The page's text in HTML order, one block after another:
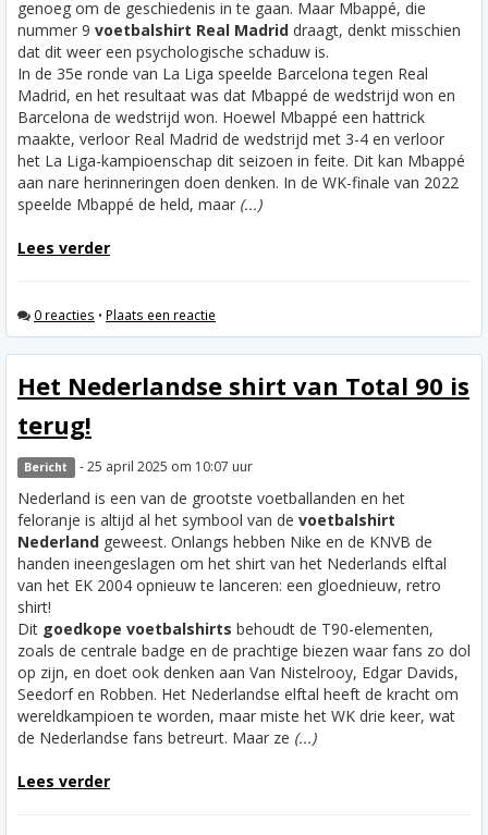
genoeg om de geschiedenis in te gaan. Maar Mbappé, die
nummer 9 voetbalshirt Real Madrid draagt, denkt misschien
dat dit weer een psychologische schaduw is.
In de 35e ronde van La Liga speelde Barcelona tegen Real
Madrid, en het resultaat was dat Mbappé de wedstrijd won en
Barcelona de wedstrijd won. Hoewel Mbappé een hattrick
maakte, verloor Real Madrid de wedstrijd met 3-4 en verloor
het La Liga-kampioenschap dit seizoen in feite. Dit kan Mbappé
aan nare herinneringen doen denken. In de WK-finale van 2022
speelde Mbappé de held, maar (...)
Lees verder
0 reacties • Plaats een reactie
Het Nederlandse shirt van Total 90 is
terug!
Bericht - 25 april 2025 om 10:07 uur
Nederland is een van de grootste voetballanden en het
feloranje is altijd al het symbool van de voetbalshirt
Nederland geweest. Onlangs hebben Nike en de KNVB de
handen ineengeslagen om het shirt van het Nederlands elftal
van het EK 2004 opnieuw te lanceren: een gloednieuw, retro
shirt!
Dit goedkope voetbalshirts behoudt de T90-elementen,
zoals de centrale badge en de prachtige biezen waar fans zo dol
op zijn, en doet ook denken aan Van Nistelrooy, Edgar Davids,
Seedorf en Robben. Het Nederlandse elftal heeft de kracht om
wereldkampioen te worden, maar miste het WK drie keer, wat
de Nederlandse fans betreurt. Maar ze (...)
Lees verder